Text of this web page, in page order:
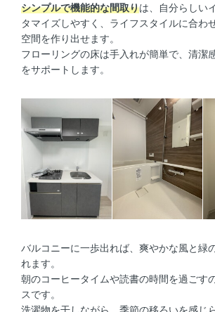
シンプルで機能的な間取りは、自分らしい
タマイズしやすく、ライフスタイルに合わ
空間を作り出せます。
フローリングの床は手入れが簡単で、清潔
をサポートします。
バルコニーに一歩出れば、爽やかな風と緑
れます。
朝のコーヒータイムや読書の時間を過ごす
スです。
洗濯物を干しながら、季節の移ろいを感じ